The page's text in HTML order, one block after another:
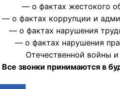
— о фактах жестокого
— о фактах коррупции и
— о фактах нарушения
— о фактах нарушения
Отечественной войны
Все звонки принимаются в